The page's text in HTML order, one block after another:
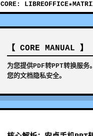
CORE:
【 CORE MANUAL 】
为您提供PDF转PPT转换服
您的文档隐私安全。